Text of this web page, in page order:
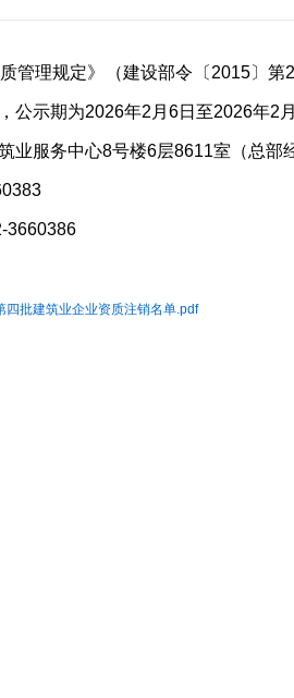
管理规定》（建设部令〔2015〕
公示期为2026年2月6日至2026年2
业服务中心8号楼6层8611室（总部
3660386
四批建筑业企业资质注销名单.pdf